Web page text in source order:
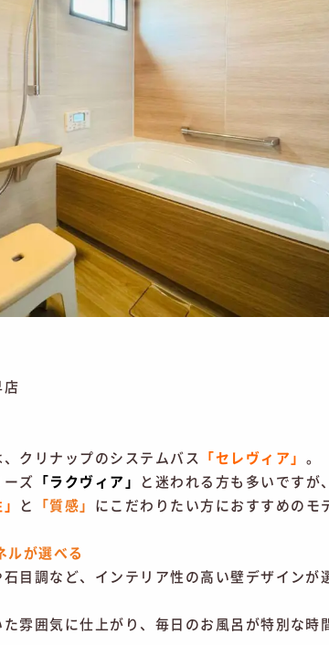
クリナップのシステムバス 「セレヴィア」 。
ズ 「ラクヴィア」
と迷われる方も多いですが、
と 「質感」 にこだわりたい方におすすめのモ
ルが選べる
目調など、インテリア性の高い壁デザインが
雰囲気に仕上がり、毎日のお風呂が特別な時